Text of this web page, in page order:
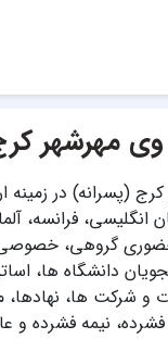
مهرشهر
(پسرانه) در زمینه
فرانسه،
حضوری گروهی،
دانشگاه ها،
و شرکت ها،
نیمه فشرده و